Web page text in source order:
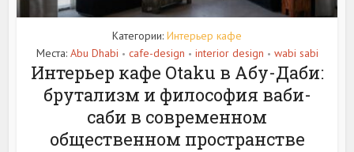
Категории: Интерьер кафе
Места: Abu Dhabi • cafe-design • interior design • wabi sabi
Интерьер кафе Otaku в Абу-Даби:
брутализм и философия ваби-
саби в современном
общественном пространстве